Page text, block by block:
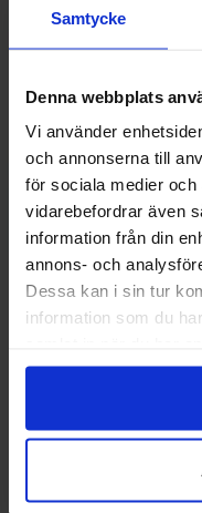
Samtycke
Denna webbplats
Vi använder
och annonserna till
för sociala medier
vidarebefordrar även
information från din
annons- och
Dessa kan i sin tur
information som du